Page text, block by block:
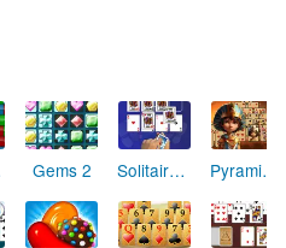
Mahjongg Dimensions Mahjong Connect 2 Solitaire Quest Pyramid